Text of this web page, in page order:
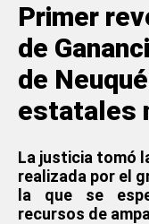
Primer
de
de
estatales
La justicia tomó
realizada por el
la que se
recursos de